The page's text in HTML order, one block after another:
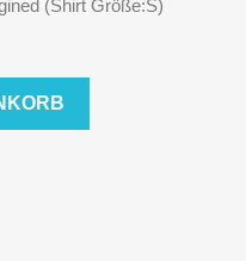
(Shirt Größe:S)